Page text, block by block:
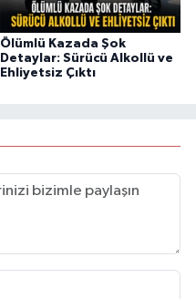
Ölümlü Kazada Şok
Detaylar: Sürücü Alkollü ve
Ehliyetsiz Çıktı